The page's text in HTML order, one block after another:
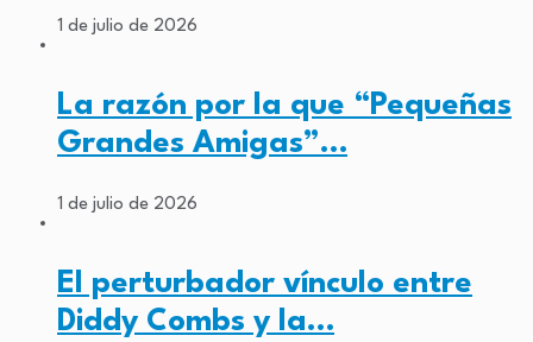
1 de julio de 2026
La razón por la que “Pequeñas
Grandes Amigas”…
1 de julio de 2026
El perturbador vínculo entre
Diddy Combs y la…